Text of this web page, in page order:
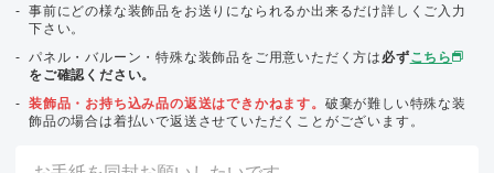
事前にどの様な装飾品をお送りになられるか出来るだけ詳しくご入力
下さい。
パネル・バルーン・特殊な装飾品をご用意いただく方は 必ずこちら
をご確認ください。
装飾品・お持ち込み品の返送はできかねます。 破棄が難しい特殊な装
飾品の場合は着払いで返送させていただくことがございます。